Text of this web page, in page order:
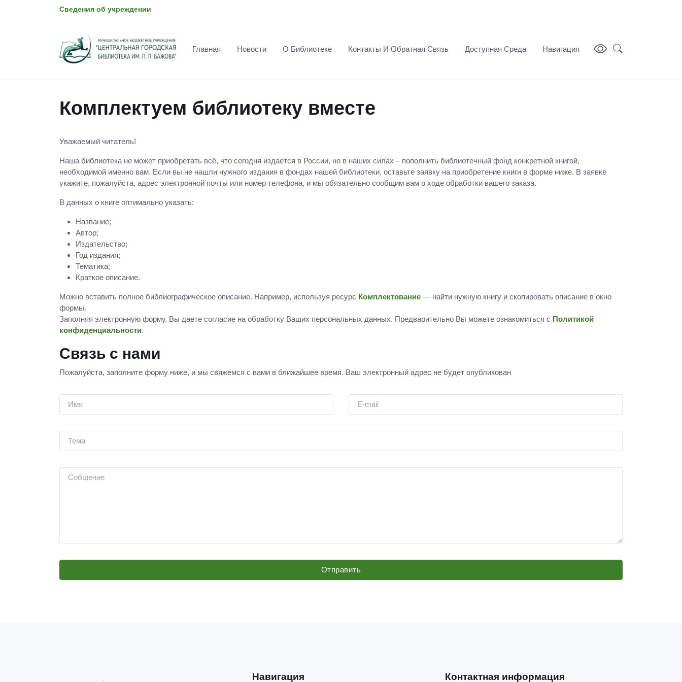
Сведения об учреждении
Главная Новости О Библиотеке Контакты И Обратная Связь Доступная Среда Навигация
Комплектуем библиотеку вместе
Уважаемый читатель!
Наша библиотека не может приобретать всё, что сегодня издается в России, но в наших силах – пополнить библиотечный фонд конкретной книгой,
необходимой именно вам. Если вы не нашли нужного издания в фондах нашей библиотеки, оставьте заявку на приобретение книги в форме ниже. В заявке
укажите, пожалуйста, адрес электронной почты или номер телефона, и мы обязательно сообщим вам о ходе обработки вашего заказа.
В данных о книге оптимально указать:
Название;
Автор;
Издательство;
Год издания;
Тематика;
Краткое описание.
Можно вставить полное библиографическое описание. Например, используя ресурс Комплектование — найти нужную книгу и скопировать описание в окно
формы.
Заполняя электронную форму, Вы даете согласие на обработку Ваших персональных данных. Предварительно Вы можете ознакомиться с Политикой
конфиденциальности.
Связь с нами
Пожалуйста, заполните форму ниже, и мы свяжемся с вами в ближайшее время. Ваш электронный адрес не будет опубликован
Отправить
Навигация Контактная информация